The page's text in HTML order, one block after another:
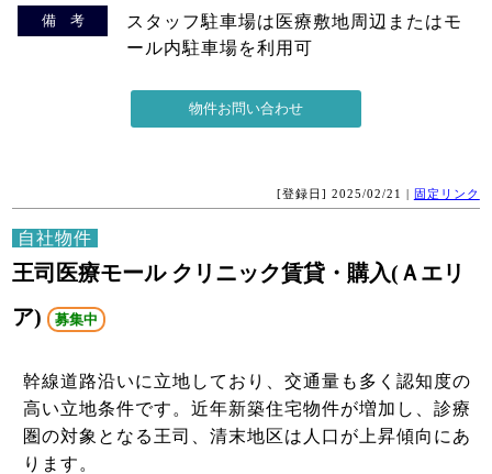
備 考
スタッフ駐車場は医療敷地周辺またはモ
ール内駐車場を利用可
[登録日] 2025/02/21 | 固定リンク
自社物件
王司医療モール クリニック賃貸・購入(Ａエリ
ア) 募集中
幹線道路沿いに立地しており、交通量も多く認知度の
高い立地条件です。近年新築住宅物件が増加し、診療
圏の対象となる王司、清末地区は人口が上昇傾向にあ
ります。